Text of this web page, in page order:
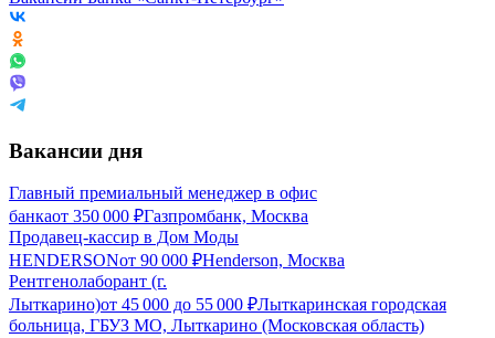
Вакансии дня
Главный премиальный менеджер в офис
банкаот 350 000 ₽Газпромбанк, Москва
Продавец-кассир в Дом Моды
HENDERSONот 90 000 ₽Henderson, Москва
Рентгенолаборант (г.
Лыткарино)от 45 000 до 55 000 ₽Лыткаринская городская
больница, ГБУЗ МО, Лыткарино (Московская область)